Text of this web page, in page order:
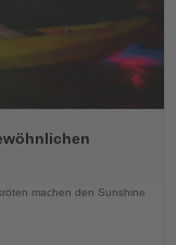
machen den Sunshine